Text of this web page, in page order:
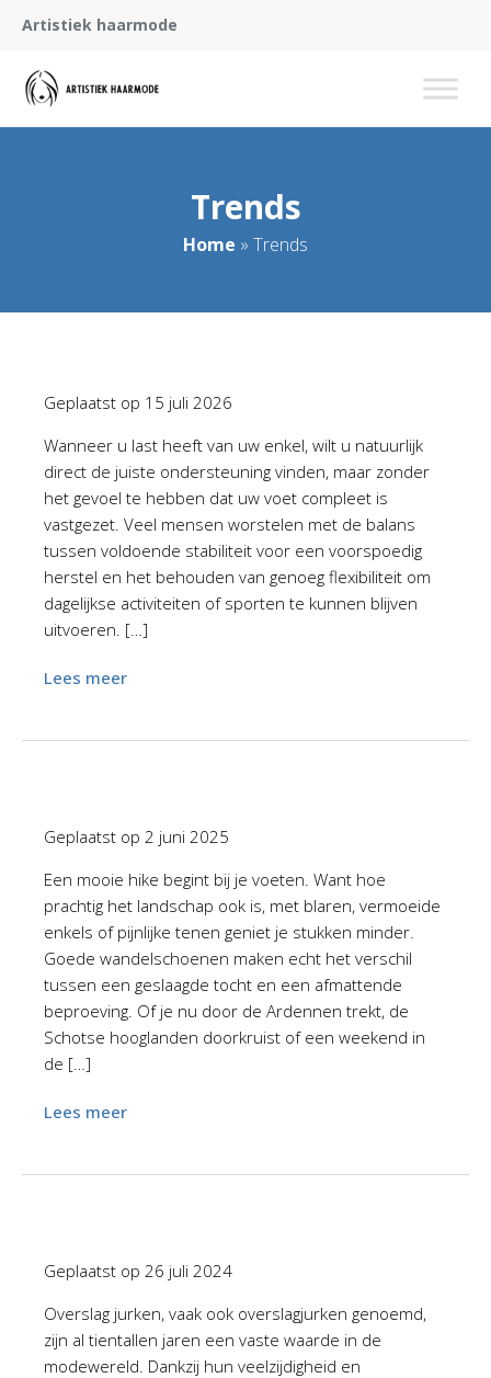
Artistiek haarmode
Trends
Home » Trends
Geplaatst op 15 juli 2026
Wanneer u last heeft van uw enkel, wilt u natuurlijk
direct de juiste ondersteuning vinden, maar zonder
het gevoel te hebben dat uw voet compleet is
vastgezet. Veel mensen worstelen met de balans
tussen voldoende stabiliteit voor een voorspoedig
herstel en het behouden van genoeg flexibiliteit om
dagelijkse activiteiten of sporten te kunnen blijven
uitvoeren. […]
Lees meer
Geplaatst op 2 juni 2025
Een mooie hike begint bij je voeten. Want hoe
prachtig het landschap ook is, met blaren, vermoeide
enkels of pijnlijke tenen geniet je stukken minder.
Goede wandelschoenen maken echt het verschil
tussen een geslaagde tocht en een afmattende
beproeving. Of je nu door de Ardennen trekt, de
Schotse hooglanden doorkruist of een weekend in
de […]
Lees meer
Geplaatst op 26 juli 2024
Overslag jurken, vaak ook overslagjurken genoemd,
zijn al tientallen jaren een vaste waarde in de
modewereld. Dankzij hun veelzijdigheid en